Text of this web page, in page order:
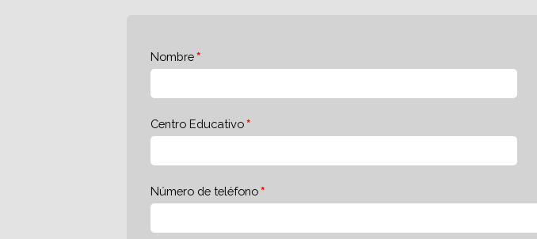
Nombre
Centro Educativo
Número de teléfono